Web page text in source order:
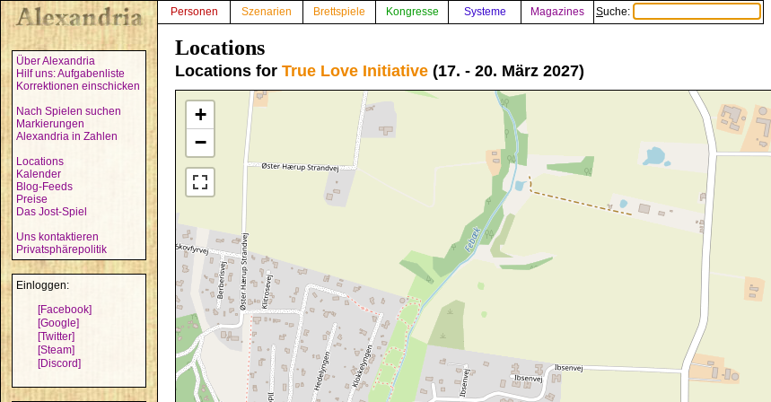
Über Alexandria
Hilf uns: Aufgabenliste
Korrektionen einschicken
Nach Spielen suchen
Markierungen
Alexandria in Zahlen
Locations
Kalender
Blog-Feeds
Preise
Das Jost-Spiel
Uns kontaktieren
Privatsphärepolitik
Einloggen:
[Facebook]
[Google]
[Twitter]
[Steam]
[Discord]
Personen Szenarien Brettspiele Kongresse Systeme Magazines Suche:
Locations
Locations for True Love Initiative (17. - 20. März 2027)
+
−